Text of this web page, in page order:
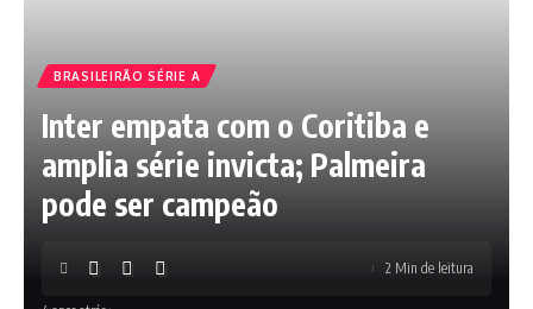
BRASILEIRÃO SÉRIE A
Inter empata com o Coritiba e
amplia série invicta; Palmeira
pode ser campeão
2 Min de leitura